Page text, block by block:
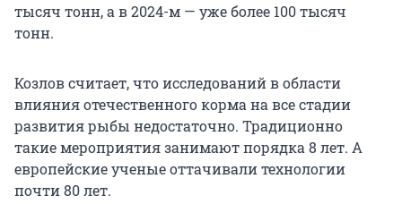
тысяч тонн, а в 2024-м — уже более 100 тысяч
тонн.
Козлов считает, что исследований в области
влияния отечественного корма на все стадии
развития рыбы недостаточно. Традиционно
такие мероприятия занимают порядка 8 лет. А
европейские ученые оттачивали технологии
почти 80 лет.